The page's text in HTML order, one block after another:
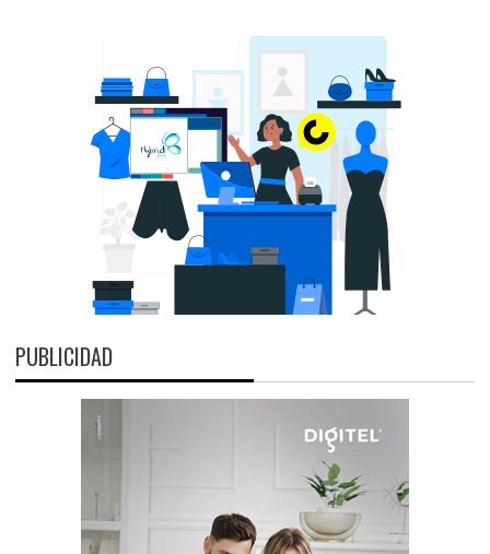
PUBLICIDAD